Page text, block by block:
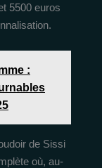
5500 euros
:
de Sissi
où, au-